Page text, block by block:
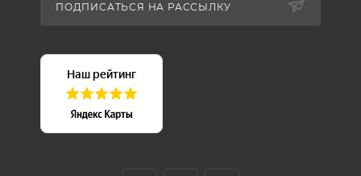
ПОДПИСАТЬСЯ НА РАССЫЛКУ